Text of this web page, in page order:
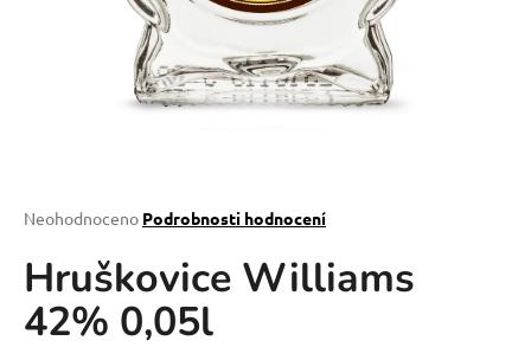
Průměrné
produktu
je
0,0
z
Neohodnoceno Podrobnosti hodnocení
Hruškovice Williams
42% 0,05l
HLEDAT